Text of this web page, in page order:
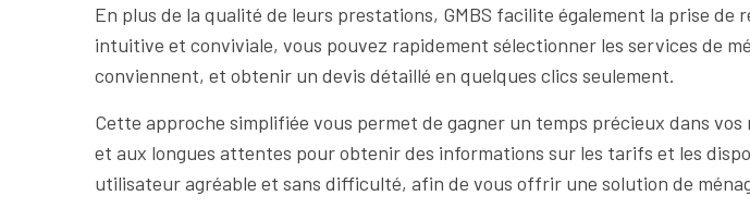
En plus de la qualité de leurs prestations, GMBS facilite également la prise
intuitive et conviviale, vous pouvez rapidement sélectionner les services de
conviennent, et obtenir un devis détaillé en quelques clics seulement.
Cette approche simplifiée vous permet de gagner un temps précieux dans
et aux longues attentes pour obtenir des informations sur les tarifs et les
utilisateur agréable et sans difficulté, afin de vous offrir une solution de